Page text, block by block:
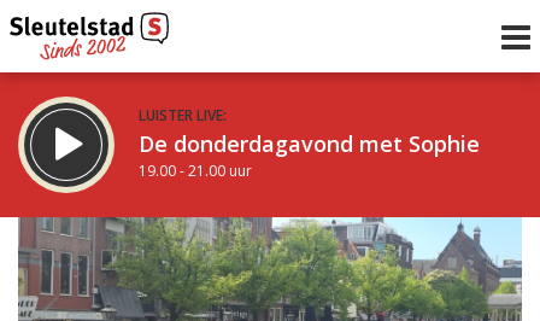
LUISTER LIVE:
De donderdagavond met Sophie
19.00 - 21.00 uur
STRAKS:
De avond van Sleutelstad
21.00 - 0.00 uur
Vorig uur
uur 1 van 0 Volgend uur